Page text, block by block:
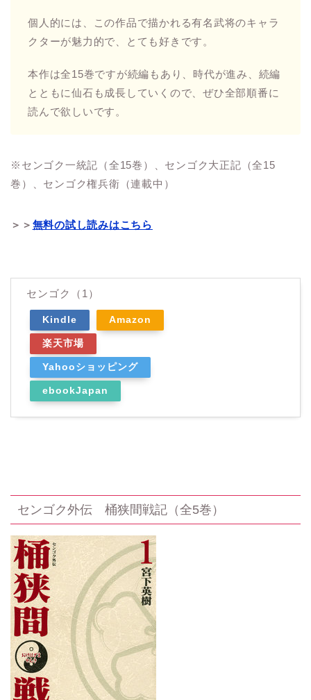
個人的には、この作品で描かれる有名武将のキャラ
クターが魅力的で、とても好きです。
本作は全15巻ですが続編もあり、時代が進み、続編
とともに仙石も成長していくので、ぜひ全部順番に
読んで欲しいです。
※センゴク一統記（全15巻）、センゴク大正記（全15
巻）、センゴク権兵衛（連載中）
＞＞ 無料の試し読みはこちら
センゴク（1）
Kindle Amazon
楽天市場
Yahooショッピング
ebookJapan
センゴク外伝 桶狭間戦記（全5巻）